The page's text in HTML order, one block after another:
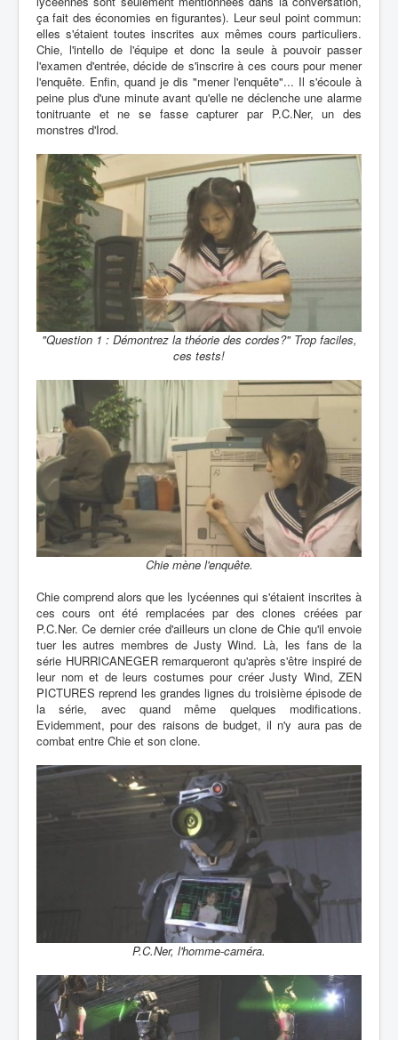
ça fait des économies en figurantes). Leur seul point commun:
elles s'étaient toutes inscrites aux mêmes cours particuliers.
Chie, l'intello de l'équipe et donc la seule à pouvoir passer
l'examen d'entrée, décide de s'inscrire à ces cours pour mener
l'enquête. Enfin, quand je dis "mener l'enquête"... Il s'écoule à
peine plus d'une minute avant qu'elle ne déclenche une alarme
tonitruante et ne se fasse capturer par P.C.Ner, un des
monstres d'Irod.
"Question 1 : Démontrez la théorie des cordes?" Trop faciles,
ces tests!
Chie mène l'enquête.
Chie comprend alors que les lycéennes qui s'étaient inscrites à
ces cours ont été remplacées par des clones créées par
P.C.Ner. Ce dernier crée d'ailleurs un clone de Chie qu'il envoie
tuer les autres membres de Justy Wind. Là, les fans de la
série HURRICANEGER remarqueront qu'après s'être inspiré de
leur nom et de leurs costumes pour créer Justy Wind, ZEN
PICTURES reprend les grandes lignes du troisième épisode de
la série, avec quand même quelques modifications.
Evidemment, pour des raisons de budget, il n'y aura pas de
combat entre Chie et son clone.
P.C.Ner, l'homme-caméra.